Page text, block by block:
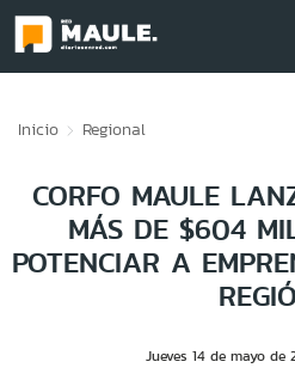
Inicio Regional
CORFO MAULE
MÁS DE $604
POTENCIAR A
Jueves 14 de mayo de